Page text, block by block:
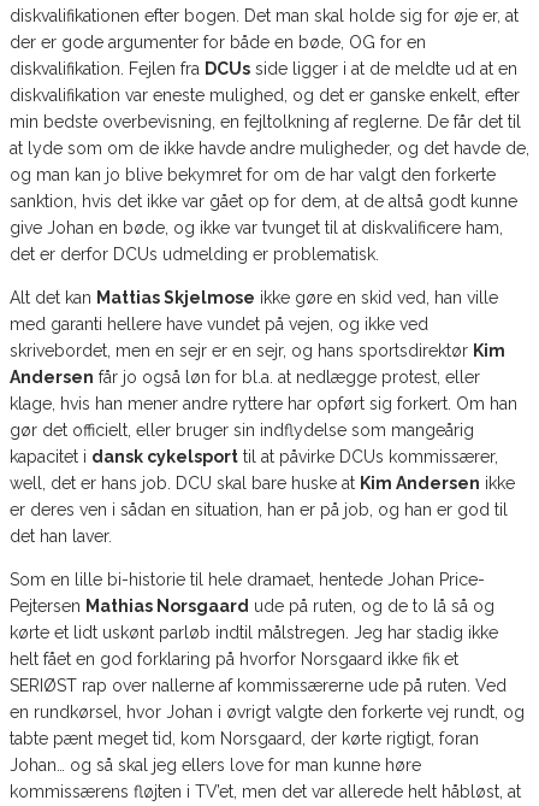
diskvalifikationen efter bogen. Det man skal holde sig for øje er, at
der er gode argumenter for både en bøde, OG for en
diskvalifikation. Fejlen fra DCUs side ligger i at de meldte ud at en
diskvalifikation var eneste mulighed, og det er ganske enkelt, efter
min bedste overbevisning, en fejltolkning af reglerne. De får det til
at lyde som om de ikke havde andre muligheder, og det havde de,
og man kan jo blive bekymret for om de har valgt den forkerte
sanktion, hvis det ikke var gået op for dem, at de altså godt kunne
give Johan en bøde, og ikke var tvunget til at diskvalificere ham,
det er derfor DCUs udmelding er problematisk.
Alt det kan Mattias Skjelmose ikke gøre en skid ved, han ville
med garanti hellere have vundet på vejen, og ikke ved
skrivebordet, men en sejr er en sejr, og hans sportsdirektør Kim
Andersen får jo også løn for bl.a. at nedlægge protest, eller
klage, hvis han mener andre ryttere har opført sig forkert. Om han
gør det officielt, eller bruger sin indflydelse som mangeårig
kapacitet i dansk cykelsport til at påvirke DCUs kommissærer,
well, det er hans job. DCU skal bare huske at Kim Andersen ikke
er deres ven i sådan en situation, han er på job, og han er god til
det han laver.
Som en lille bi-historie til hele dramaet, hentede Johan Price-
Pejtersen Mathias Norsgaard ude på ruten, og de to lå så og
kørte et lidt uskønt parløb indtil målstregen. Jeg har stadig ikke
helt fået en god forklaring på hvorfor Norsgaard ikke fik et
SERIØST rap over nallerne af kommissærerne ude på ruten. Ved
en rundkørsel, hvor Johan i øvrigt valgte den forkerte vej rundt, og
tabte pænt meget tid, kom Norsgaard, der kørte rigtigt, foran
Johan… og så skal jeg ellers love for man kunne høre
kommissærens fløjten i TV’et, men det var allerede helt håbløst, at